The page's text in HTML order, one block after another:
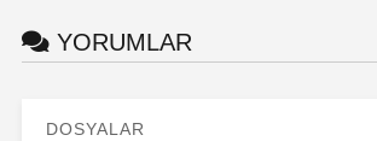
YORUMLAR
DOSYALAR